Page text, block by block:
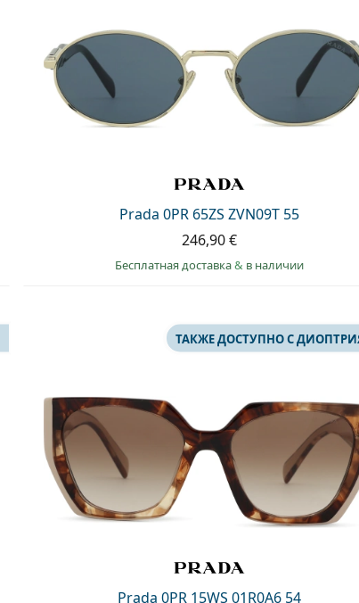
Prada 0PR 65ZS ZVN09T 55
246,90 €
Бесплатная доставка& в наличии
Prada 0PR 15WS 01R0A6 54
ТАКЖЕ ДОСТУПНО С